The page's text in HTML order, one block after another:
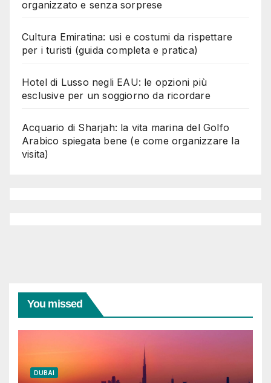
organizzato e senza sorprese
Cultura Emiratina: usi e costumi da rispettare
per i turisti (guida completa e pratica)
Hotel di Lusso negli EAU: le opzioni più
esclusive per un soggiorno da ricordare
Acquario di Sharjah: la vita marina del Golfo
Arabico spiegata bene (e come organizzare la
visita)
You missed
DUBAI